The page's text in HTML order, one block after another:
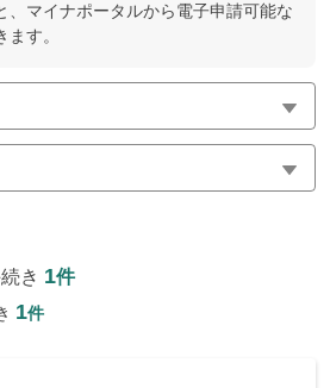
、マイナポータルから電子申請可能な
す。
き 1件
1件